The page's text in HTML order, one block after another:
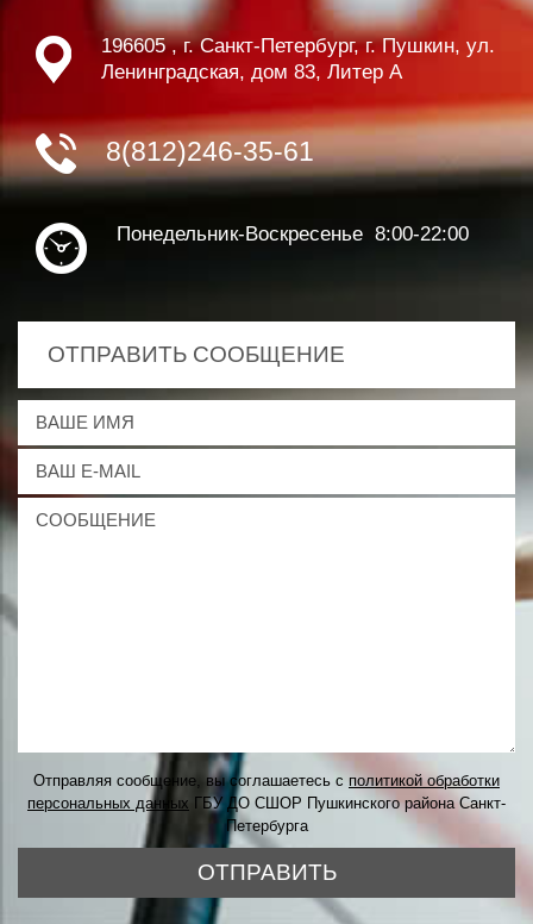
196605 , г. Санкт-Петербург, г. Пушкин, ул.
Ленинградская, дом 83, Литер А
8(812)246-35-61
Понедельник-Воскресенье 8:00-22:00
ОТПРАВИТЬ СООБЩЕНИЕ
Отправляя сообщение, вы соглашаетесь с политикой обработки
персональных данных ГБУ ДО СШОР Пушкинского района Санкт-
Петербурга
ОТПРАВИТЬ